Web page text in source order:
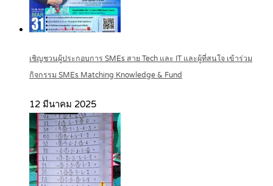
เชิญชวนผู้ประกอบการ SMEs สาย Tech และ IT และผู้ที่สนใจ เข้าร่วม
กิจกรรม SMEs Matching Knowledge & Fund
12 มีนาคม 2025